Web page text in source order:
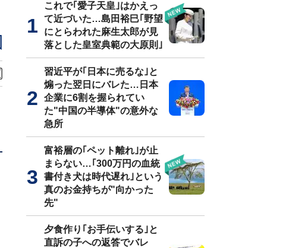
これで｢愛子天皇｣はかえっ
て近づいた…島田裕巳｢野望
にとらわれた麻生太郎が見
落とした皇室典範の大原則｣
習近平が｢日本に売るな｣と
煽った翌日にバレた…日本
企業に6割を握られてい
た"中国の半導体"の意外な
急所
富裕層の｢ペット離れ｣が止
まらない…｢300万円の血統
書付き犬は時代遅れ｣という
真のお金持ちが"向かった
先"
夕食作り｢お手伝いする｣と
直訴の子への返答でバレ